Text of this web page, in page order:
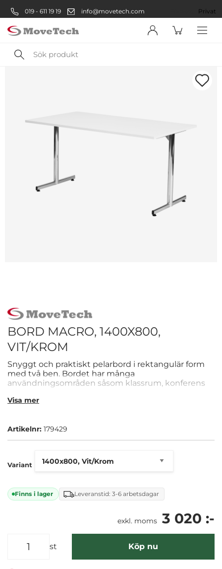
019 - 611 19 19 info@movetech.com Privat
Sök
produkt
BORD MACRO, 1400X800,
VIT/KROM
Snyggt och praktiskt pelarbord i rektangulär form
med två ben. Bordet har många
användningsområden såsom klassrum, konferens
Visa mer
Artikelnr: 179429
Variant
Finns i lager Leveranstid: 3-6 arbetsdagar
exkl. moms 3 020 :-
st Köp nu
Företag
Privat